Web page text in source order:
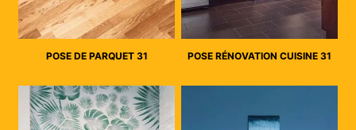
POSE DE PARQUET 31 POSE RÉNOVATION CUISINE 31